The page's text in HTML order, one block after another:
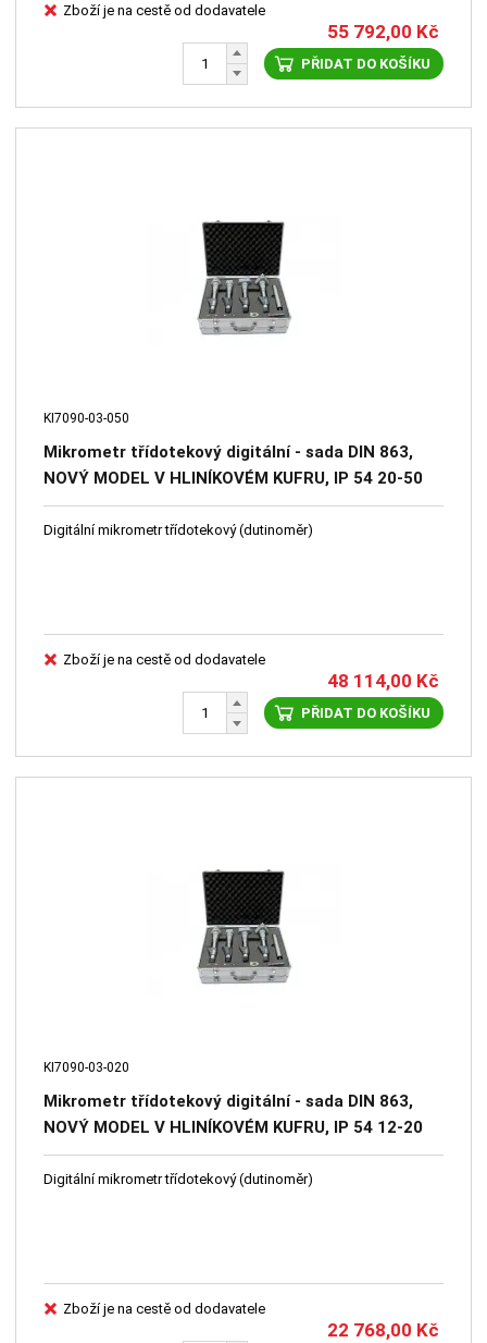
Zboží je na cestě od dodavatele
55 792,00 Kč
PŘIDAT DO KOŠÍKU
KI7090-03-050
Mikrometr třídotekový digitální - sada DIN 863,
NOVÝ MODEL V HLINÍKOVÉM KUFRU, IP 54 20-50
mm 0,001 / 0,004 mm KINEX
Digitální mikrometr třídotekový (dutinoměr)
Zboží je na cestě od dodavatele
48 114,00 Kč
PŘIDAT DO KOŠÍKU
KI7090-03-020
Mikrometr třídotekový digitální - sada DIN 863,
NOVÝ MODEL V HLINÍKOVÉM KUFRU, IP 54 12-20
mm 0,001 / 0,004 mm KINEX
Digitální mikrometr třídotekový (dutinoměr)
Zboží je na cestě od dodavatele
22 768,00 Kč